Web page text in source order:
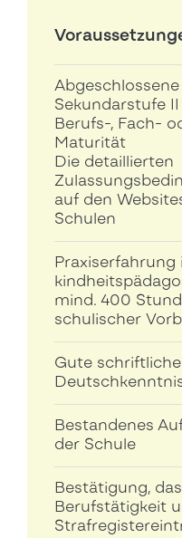
Sekundarstufe
Berufs-, Fach-
Maturität
Die detaillierten
auf den
Schulen
Praxiserfahrung
mind. 400
schulischer
Gute
Bestandenes
der Schule
Bestätigung,
Berufstätigkeit